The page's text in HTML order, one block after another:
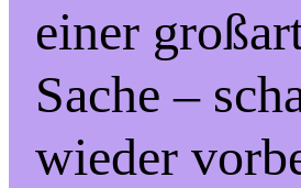
einer
Sache –
wieder